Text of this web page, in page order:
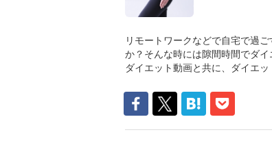
リモートワークなどで自宅で過
か？そんな時には隙間時間でダ
ダイエット動画と共に、ダイエ